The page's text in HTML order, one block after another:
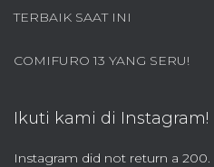
TERBAIK SAAT INI
COMIFURO 13 YANG SERU!
Ikuti kami di Instagram!
Instagram did not return a 200.